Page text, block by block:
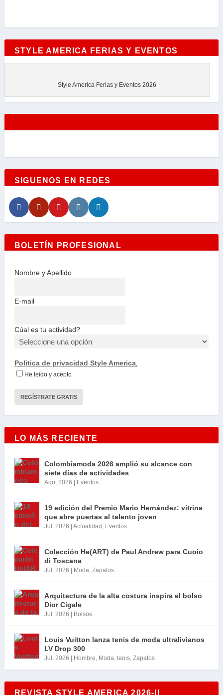
STYLE AMERICA FERIAS Y EVENTOS
Style America Ferias y Eventos 2026
SIGUENOS EN REDES
BOLETÍN PROFESIONAL
Nombre y Apellido
E-mail
Cúal es tu actividad?
Politica de privacidad Style America.
He leído y acepto
LO MÁS RECIENTE
Colombiamoda 2026 amplió su alcance con
siete días de actividades
Ago, 2026 Eventos
19 edición del Premio Mario Hernández: vitrina
que abre puertas al talento joven
Jul, 2026 Actualidad , Eventos
Colección He(ART) de Paul Andrew para Cuoio
di Toscana
Jul, 2026 Moda, Zapatos
Arquitectura de la alta costura inspira el bolso
Dior Cigale
Jul, 2026 Bolsos
Louis Vuitton lanza tenis de moda ultralivianos
LV Drop 300
Jul, 2026 Hombre, Moda, tenis, Zapatos
REVISTA STYLE AMERICA 2026-II